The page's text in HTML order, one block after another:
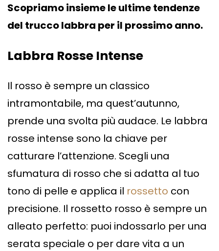
Scopriamo insieme le ultime tendenze
del trucco labbra per il prossimo anno.
Labbra Rosse Intense
Il rosso è sempre un classico
intramontabile, ma quest’autunno,
prende una svolta più audace. Le labbra
rosse intense sono la chiave per
catturare l’attenzione. Scegli una
sfumatura di rosso che si adatta al tuo
tono di pelle e applica il rossetto con
precisione. Il rossetto rosso è sempre un
alleato perfetto: puoi indossarlo per una
serata speciale o per dare vita a un